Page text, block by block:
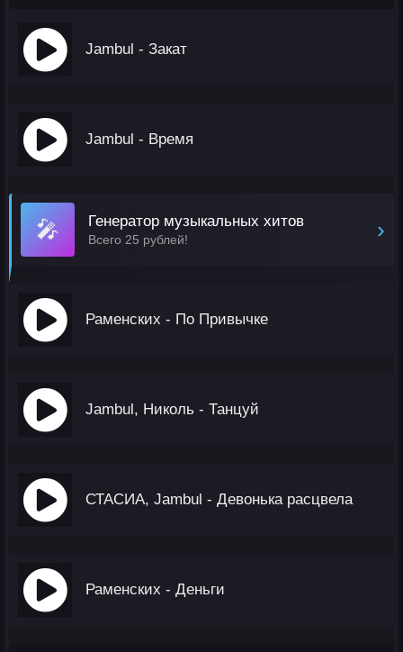
Jambul - Закат
Jambul - Время
🎤 Генератор музыкальных хитов
Всего 25 рублей! ›
Раменских - По Привычке
Jambul, Николь - Танцуй
СТАСИА, Jambul - Девонька расцвела
Раменских - Деньги